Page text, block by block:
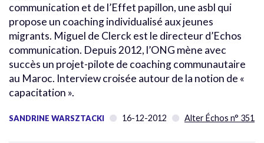
communication et de l’Effet papillon, une asbl qui
propose un coaching individualisé aux jeunes
migrants. Miguel de Clerck est le directeur d’Echos
communication. Depuis 2012, l’ONG mène avec
succès un projet-pilote de coaching communautaire
au Maroc. Interview croisée autour de la notion de «
capacitation ».
SANDRINE WARSZTACKI 16-12-2012 Alter Échos n° 351